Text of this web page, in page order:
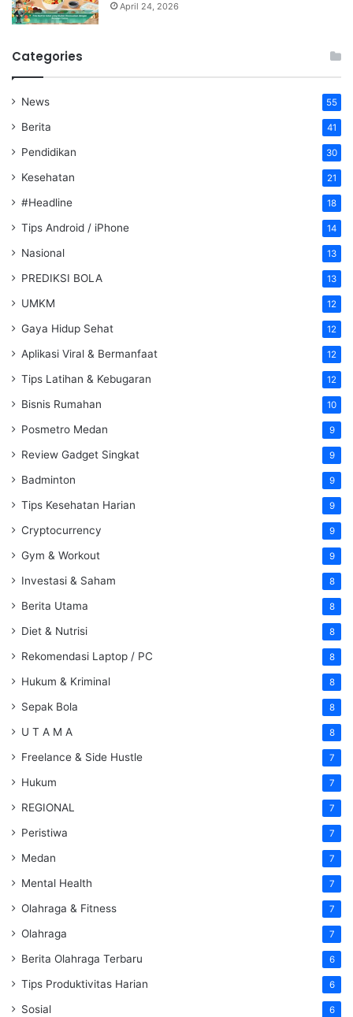
April 24, 2026
Categories
News 55
Berita 41
Pendidikan 30
Kesehatan 21
#Headline 18
Tips Android / iPhone 14
Nasional 13
PREDIKSI BOLA 13
UMKM 12
Gaya Hidup Sehat 12
Aplikasi Viral & Bermanfaat 12
Tips Latihan & Kebugaran 12
Bisnis Rumahan 10
Posmetro Medan 9
Review Gadget Singkat 9
Badminton 9
Tips Kesehatan Harian 9
Cryptocurrency 9
Gym & Workout 9
Investasi & Saham 8
Berita Utama 8
Diet & Nutrisi 8
Rekomendasi Laptop / PC 8
Hukum & Kriminal 8
Sepak Bola 8
U T A M A 8
Freelance & Side Hustle 7
Hukum 7
REGIONAL 7
Peristiwa 7
Medan 7
Mental Health 7
Olahraga & Fitness 7
Olahraga 7
Berita Olahraga Terbaru 6
Tips Produktivitas Harian 6
Sosial 6